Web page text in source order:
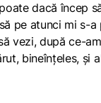
dacă încep
pe atunci mi s-a
vezi, după ce-
bineînțeles, și